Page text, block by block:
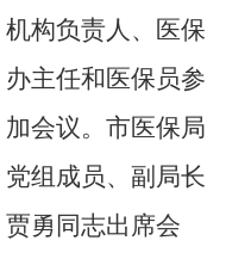
机构负责人、医保
办主任和医保员参
加会议。市医保局
党组成员、副局长
贾勇同志出席会